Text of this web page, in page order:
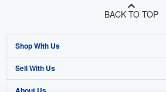
BACK TO TOP
Shop With Us
Advanced Search
Sell With Us